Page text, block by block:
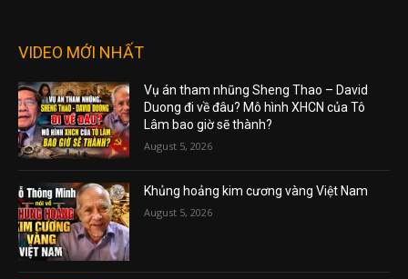
VIDEO MỚI NHẤT
Vụ án tham nhũng Sheng Thao – David
Duong đi về đâu? Mô hình XHCN của Tô
Lâm bao giờ sẽ thành?
August 5, 2026
Khủng hoảng kim cương vàng Việt Nam
August 5, 2026